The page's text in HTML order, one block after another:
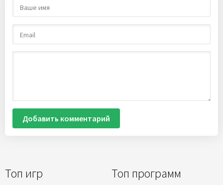
Топ игр Топ программ
Добавить комментарий